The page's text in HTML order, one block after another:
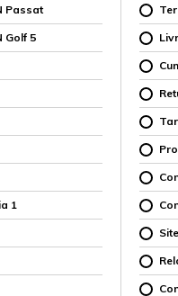
Passat
Golf 5
1